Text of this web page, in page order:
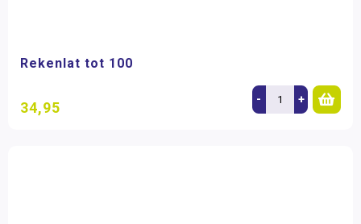
Rekenlat tot 100
34,95 - +